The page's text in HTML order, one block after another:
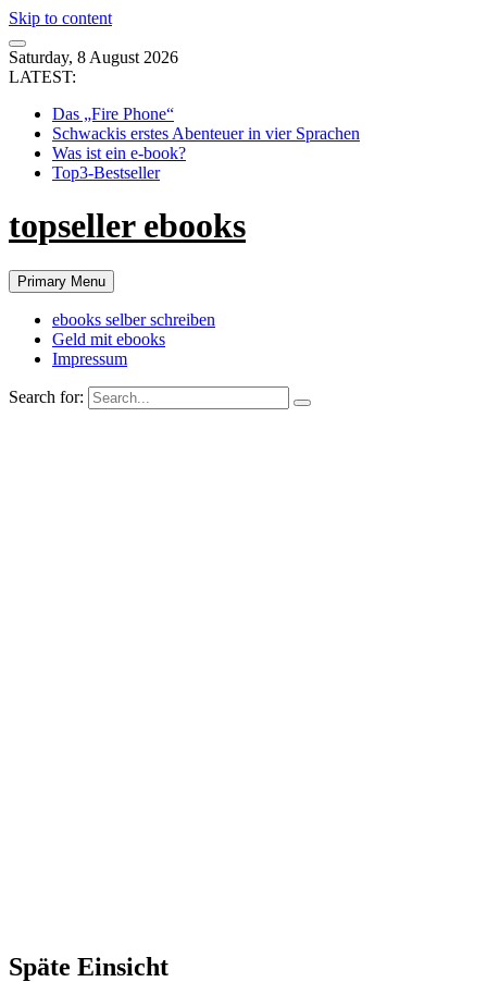
Skip to content
Saturday, 8 August 2026
LATEST:
Das „Fire Phone“
Schwackis erstes Abenteuer in vier Sprachen
Was ist ein e-book?
Top3-Bestseller
topseller ebooks
Primary Menu
ebooks selber schreiben
Geld mit ebooks
Impressum
Search for:
Späte Einsicht